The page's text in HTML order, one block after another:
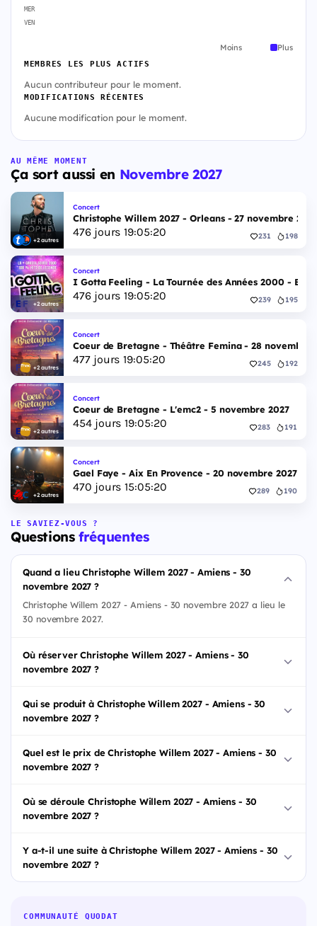
MER
VEN
Moins Plus
MEMBRES LES PLUS ACTIFS
Aucun contributeur pour le moment.
MODIFICATIONS RÉCENTES
Aucune modification pour le moment.
AU MÊME MOMENT
Ça sort aussi en Novembre 2027
+2 autres
Concert
Christophe Willem 2027 - Orleans - 27 novembre 2027
476jours 19:05:19 231 198
+2 autres
Concert
I Gotta Feeling - La Tournée des Années 2000 -
476jours 19:05:19 239 195
+2 autres
Concert
Coeur de Bretagne - Théâtre Femina - 28 novembre
477jours 19:05:19 245 192
+2 autres
Concert
Coeur de Bretagne - L'emc2 - 5 novembre 2027
454jours 19:05:19 283 191
+2 autres
Concert
Gael Faye - Aix En Provence - 20 novembre 2027
470 jours 15:05:19 289 190
LE SAVIEZ-VOUS ?
Questionsfréquentes
Quand a lieu Christophe Willem 2027 - Amiens - 30
novembre 2027 ?
Christophe Willem 2027 - Amiens - 30 novembre 2027 a lieu le
30 novembre 2027.
Où réserver Christophe Willem 2027 - Amiens - 30
novembre 2027 ?
Qui se produit à Christophe Willem 2027 - Amiens - 30
novembre 2027 ?
Quel est le prix de Christophe Willem 2027 - Amiens - 30
novembre 2027 ?
Où se déroule Christophe Willem 2027 - Amiens - 30
novembre 2027 ?
Y a-t-il une suite à Christophe Willem 2027 - Amiens - 30
novembre 2027 ?
COMMUNAUTÉ QUODAT